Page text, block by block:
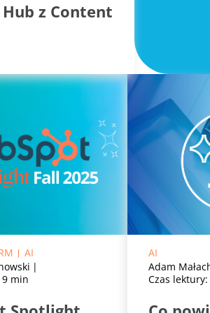
z Content
AI
9 min
AI
Adam
Czas